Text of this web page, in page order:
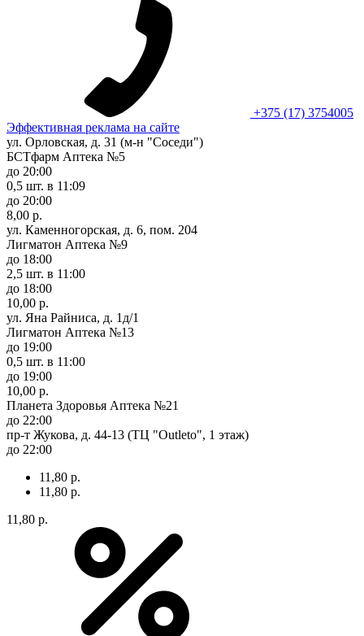
+375 (17) 3754005
Эффективная реклама на сайте
ул. Орловская, д. 31 (м-н "Соседи")
БСТфарм Аптека №5
до 20:00
0,5 шт. в 11:09
до 20:00
8,00 р.
ул. Каменногорская, д. 6, пом. 204
Лигматон Аптека №9
до 18:00
2,5 шт. в 11:00
до 18:00
10,00 р.
ул. Яна Райниса, д. 1д/1
Лигматон Аптека №13
до 19:00
0,5 шт. в 11:00
до 19:00
10,00 р.
Планета Здоровья Аптека №21
до 22:00
пр-т Жукова, д. 44-13 (ТЦ "Outleto", 1 этаж)
до 22:00
11,80 р.
11,80 р.
11,80 р.